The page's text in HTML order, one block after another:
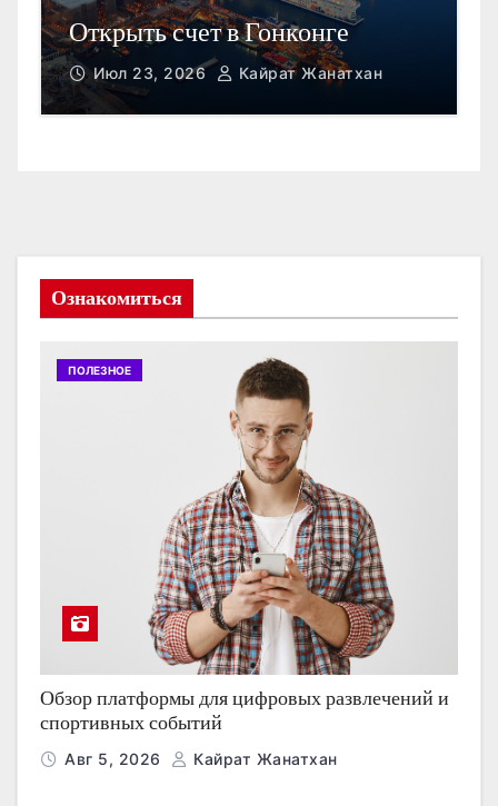
Открыть счет в Гонконге
Июл 23, 2026 Кайрат Жанатхан
Ознакомиться
ПОЛЕЗНОЕ
Обзор платформы для цифровых развлечений и
спортивных событий
Авг 5, 2026 Кайрат Жанатхан